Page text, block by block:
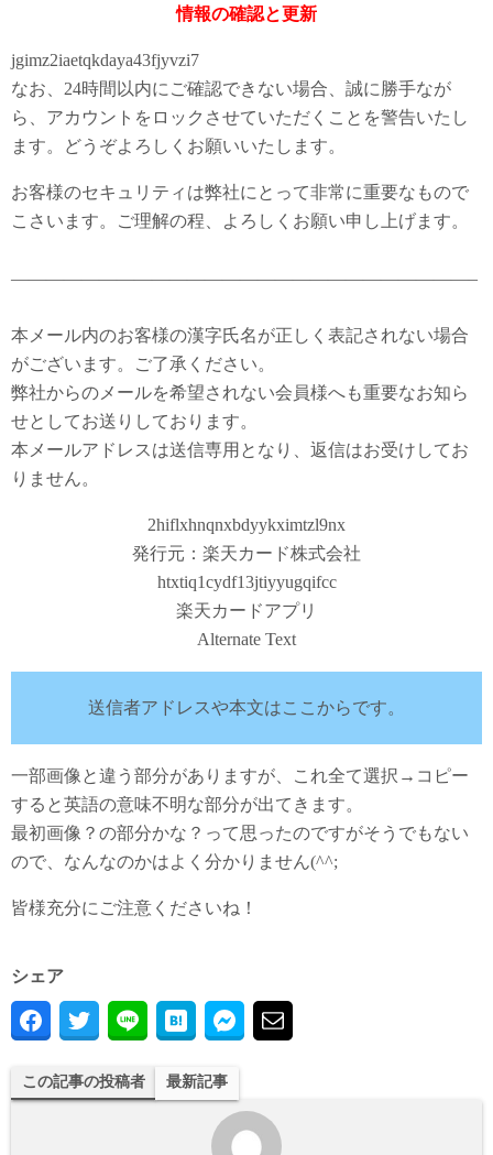
情報の確認と更新
jgimz2iaetqkdaya43fjyvzi7
なお、24時間以内にご確認できない場合、誠に勝手なが
ら、アカウントをロックさせていただくことを警告いたし
ます。どうぞよろしくお願いいたします。
お客様のセキュリティは弊社にとって非常に重要なもので
こさいます。ご理解の程、よろしくお願い申し上げます。
——————————————————————————–
本メール内のお客様の漢字氏名が正しく表記されない場合
がございます。ご了承ください。
弊社からのメールを希望されない会員様へも重要なお知ら
せとしてお送りしております。
本メールアドレスは送信専用となり、返信はお受けしてお
りません。
2hiflxhnqnxbdyykximtzl9nx
発行元：楽天カード株式会社
htxtiq1cydf13jtiyyugqifcc
楽天カードアプリ
Alternate Text
送信者アドレスや本文はここからです。
一部画像と違う部分がありますが、これ全て選択→コピー
すると英語の意味不明な部分が出てきます。
最初画像？の部分かな？って思ったのですがそうでもない
ので、なんなのかはよく分かりません(^^;
皆様充分にご注意くださいね！
シェア
この記事の投稿者 最新記事